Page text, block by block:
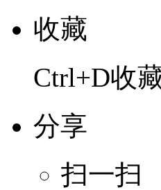
收藏
Ctrl+D收
分享
扫一扫